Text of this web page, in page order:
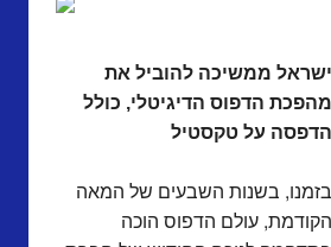
ישראל ממשיכה להוביל את
מהפכת הדפוס הדיגיטלי, כולל
הדפסה על טקסטיל
בזמנו, בשנות השבעים של המאה
הקודמת, עולם הדפוס הוכה